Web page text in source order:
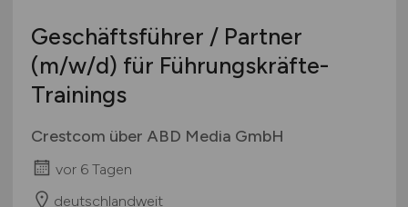
Geschäftsführer / Partner
(m/w/d) für Führungskräfte-
Trainings
Crestcom über ABD Media GmbH
vor 6 Tagen
deutschlandweit